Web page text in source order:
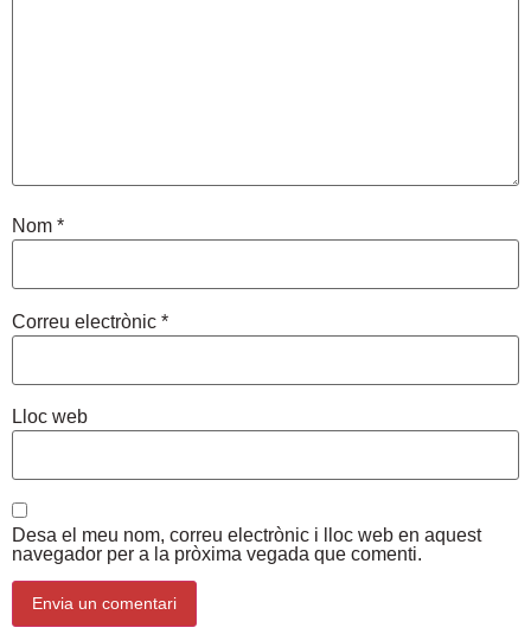
Nom *
Correu electrònic *
Lloc web
Desa el meu nom, correu electrònic i lloc web en aquest
navegador per a la pròxima vegada que comenti.